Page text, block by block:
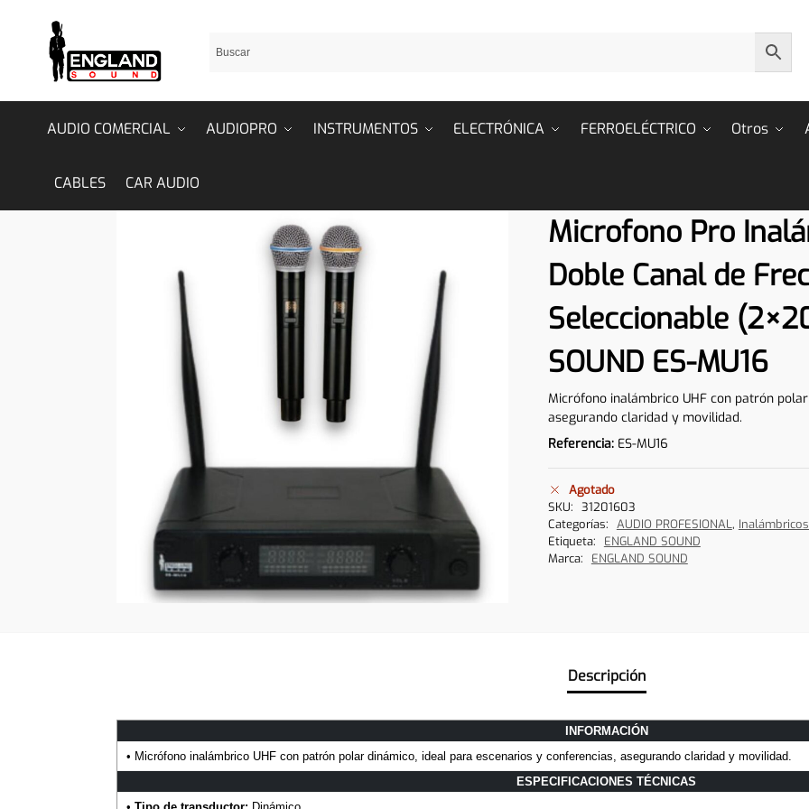
AUDIO COMERCIAL AUDIOPRO INSTRUMENTOS ELECTRÓNICA FERROELÉCTRICO Otros
CABLES CAR AUDIO
Microfono Pro
Doble Canal de
Seleccionable
SOUND ES-MU16
Micrófono inalámbrico UHF con patrón
asegurando claridad y movilidad.
Referencia: ES-MU16
Agotado
SKU: 31201603
Categorías: AUDIO PROFESIONAL,
Etiqueta:
ENGLAND SOUND
Marca:
ENGLAND SOUND
Descripción
INFORMACIÓN
• Micrófono inalámbrico UHF con patrón polar dinámico, ideal para escenarios y conferencias, asegurando claridad y movilidad.
ESPECIFICACIONES TÉCNICAS
• Tipo de transductor: Dinámico